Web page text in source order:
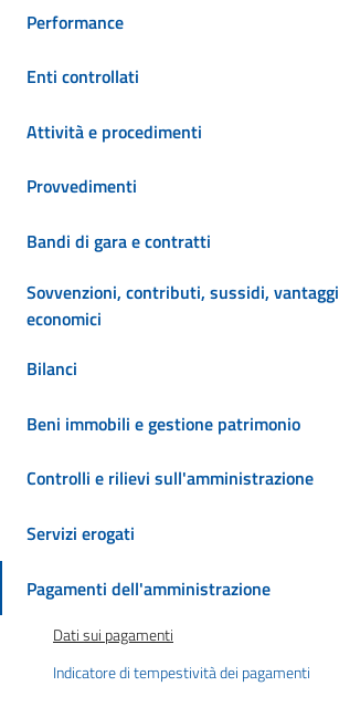
Performance
Enti controllati
Attività e procedimenti
Provvedimenti
Bandi di gara e contratti
Sovvenzioni, contributi, sussidi, vantaggi
economici
Bilanci
Beni immobili e gestione patrimonio
Controlli e rilievi sull'amministrazione
Servizi erogati
Pagamenti dell'amministrazione
Dati sui pagamenti
Indicatore di tempestività dei pagamenti